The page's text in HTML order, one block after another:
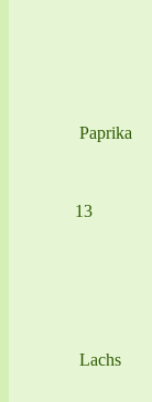
Paprika
13
Lachs